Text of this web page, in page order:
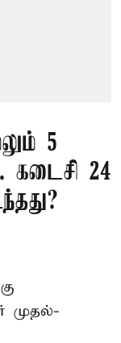
5
கடைசி 24
முதல்-